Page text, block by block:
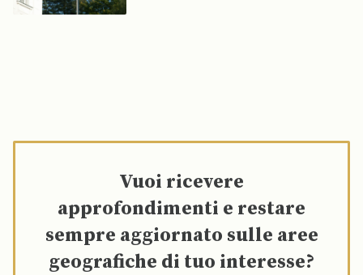
Vuoi ricevere
approfondimenti e restare
sempre aggiornato sulle aree
geografiche di tuo interesse?